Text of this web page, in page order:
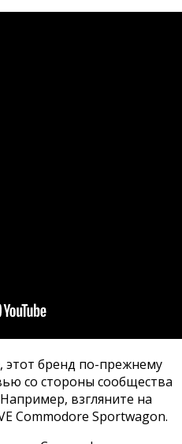
бренд по-прежнему
со стороны сообщества
взгляните на
Commodore Sportwagon.